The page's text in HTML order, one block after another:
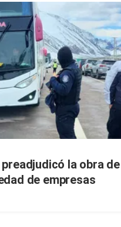
la obra
de empresas